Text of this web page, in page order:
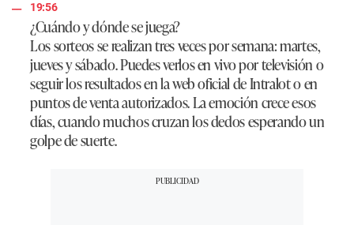
19:56
¿Cuándo y dónde se juega?
Los sorteos se realizan tres veces por semana: martes,
jueves y sábado. Puedes verlos en vivo por televisión o
seguir los resultados en la web oficial de Intralot o en
puntos de venta autorizados. La emoción crece esos
días, cuando muchos cruzan los dedos esperando un
golpe de suerte.